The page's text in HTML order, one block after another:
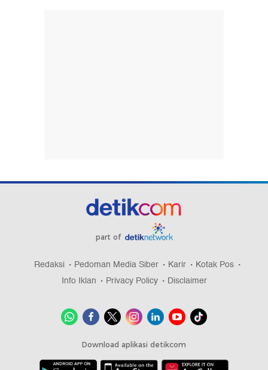
part of
Redaksi Pedoman Media Siber Karir
Kotak Pos
Info Iklan
Privacy Policy Disclaimer
Download aplikasi detikcom